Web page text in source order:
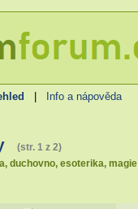
Info a nápověda
(str. 1 z 2)
duchovno, esoterika, magie